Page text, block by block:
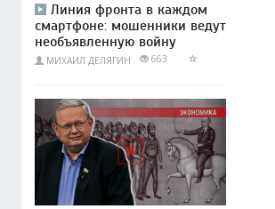
Линия фронта в каждом
смартфоне: мошенники ведут
необъявленную войну
МИХАИЛ ДЕЛЯГИН 663